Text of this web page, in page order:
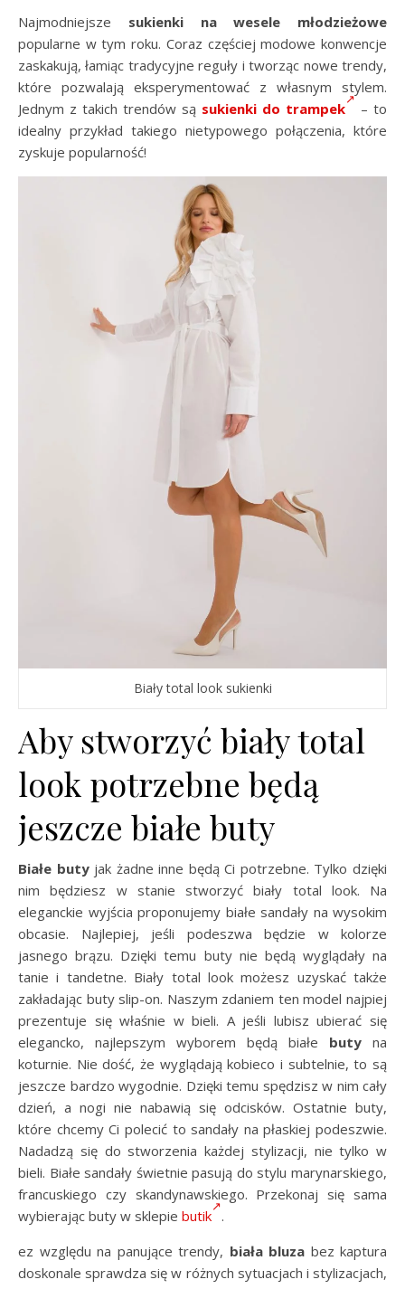
Najmodniejsze sukienki na wesele młodzieżowe
popularne w tym roku. Coraz częściej modowe konwencje
zaskakują, łamiąc tradycyjne reguły i tworząc nowe trendy,
które pozwalają eksperymentować z własnym stylem.
Jednym z takich trendów są sukienki do trampek
– to
idealny przykład takiego nietypowego połączenia, które
zyskuje popularność!
Biały total look sukienki
Aby stworzyć biały total
look potrzebne będą
jeszcze białe buty
Białe butyjak żadne inne będą Ci potrzebne. Tylko dzięki
nim będziesz w stanie stworzyć biały total look. Na
eleganckie wyjścia proponujemy białe sandały na wysokim
obcasie. Najlepiej, jeśli podeszwa będzie w kolorze
jasnego brązu. Dzięki temu buty nie będą wyglądały na
tanie i tandetne. Biały total look możesz uzyskać także
zakładając buty slip-on. Naszym zdaniem ten model najpiej
prezentuje się właśnie w bieli. A jeśli lubisz ubierać się
elegancko, najlepszym wyborem będą białe buty na
koturnie. Nie dość, że wyglądają kobieco i subtelnie, to są
jeszcze bardzo wygodnie. Dzięki temu spędzisz w nim cały
dzień, a nogi nie nabawią się odcisków. Ostatnie buty,
które chcemy Ci polecić to sandały na płaskiej podeszwie.
Nadadzą się do stworzenia każdej stylizacji, nie tylko w
bieli. Białe sandały świetnie pasują do stylu marynarskiego,
francuskiego czy skandynawskiego. Przekonaj się sama
wybierając buty w sklepie butik .
ez względu na panujące trendy, biała bluza bez kaptura
doskonale sprawdza się w różnych sytuacjach i stylizacjach,